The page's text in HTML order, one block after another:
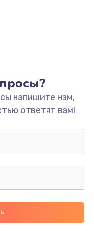
напишите нам,
ответят вам!